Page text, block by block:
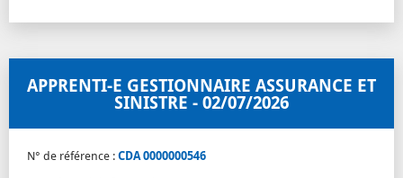
APPRENTI-E GESTIONNAIRE ASSURANCE ET
SINISTRE - 02/07/2026
N° de référence :CDA 0000000546